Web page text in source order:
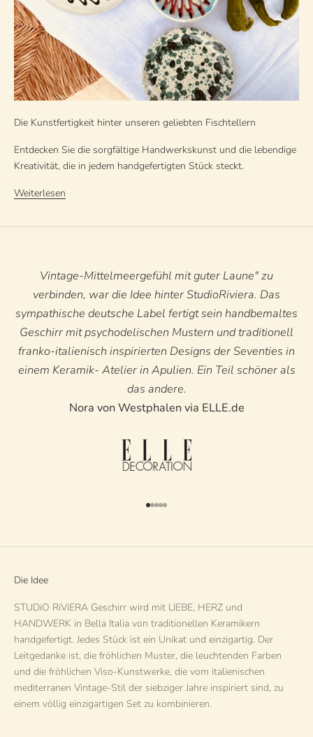
Die Kunstfertigkeit hinter unseren geliebten Fischtellern
Entdecken Sie die sorgfältige Handwerkskunst und die lebendige
Kreativität, die in jedem handgefertigten Stück steckt.
Weiterlesen
Vintage-Mittelmeergefühl mit guter Laune" zu
verbinden, war die Idee hinter StudioRiviera. Das
sympathische deutsche Label fertigt sein handbemaltes
Geschirr mit psychodelischen Mustern und traditionell
franko-italienisch inspirierten Designs der Seventies in
einem Keramik- Atelier in Apulien. Ein Teil schöner als
das andere.
Nora von Westphalen via ELLE.de
Gehe zu Element 1
Gehe zu Element 2
Gehe zu Element 3
Gehe zu Element 4
Gehe zu Element 5
Die Idee
STUDiO RiViERA Geschirr wird mit LIEBE, HERZ und
HANDWERK in Bella Italia von traditionellen Keramikern
handgefertigt. Jedes Stück ist ein Unikat und einzigartig. Der
Leitgedanke ist, die fröhlichen Muster, die leuchtenden Farben
und die fröhlichen Viso-Kunstwerke, die vom italienischen
mediterranen Vintage-Stil der siebziger Jahre inspiriert sind, zu
einem völlig einzigartigen Set zu kombinieren.